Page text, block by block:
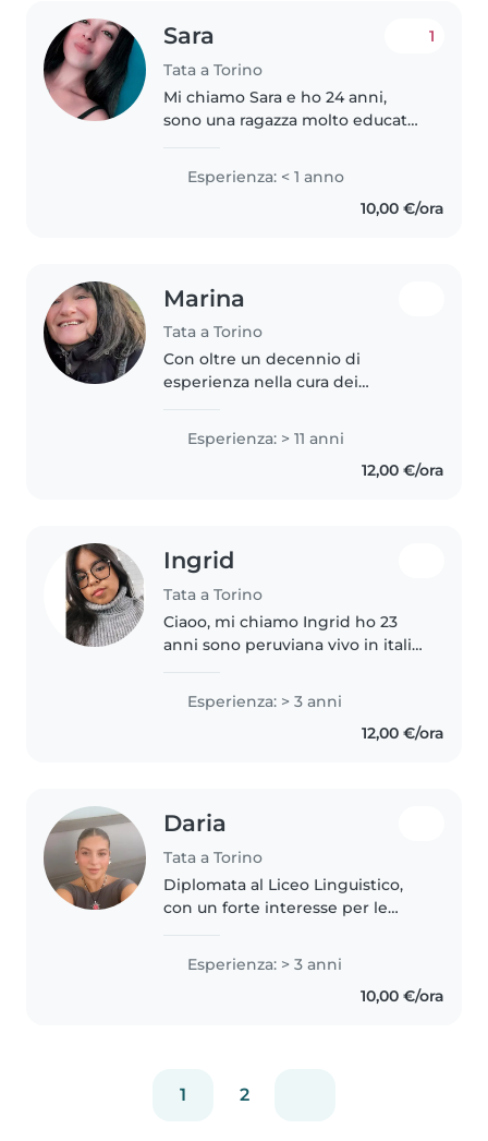
Sara
Tata a Torino
1
Mi chiamo Sara e ho 24 anni,
sono una ragazza molto educata,
anche la qualifica professionale
in Operatore Domiciliare..
Esperienza: < 1 anno
10,00 €/ora
Marina
Tata a Torino
Con oltre un decennio di
esperienza nella cura dei
offrire un ambiente sicuro e
divertente per i vostri figli. Parlo
fluentemente francese, inglese,
Esperienza: > 11 anni
12,00 €/ora
Ingrid
Tata a Torino
Ciaoo, mi chiamo Ingrid ho 23
anni sono peruviana vivo in italia
esperienza con neonati e
bambini piccoli, ho anche
esperienza con bambini bisogni..
Esperienza: > 3 anni
12,00 €/ora
Daria
Tata a Torino
Diplomata al Liceo Linguistico,
con un forte interesse per le
le persone. Ho maturato
esperienze nel settore della
Esperienza: > 3 anni
10,00 €/ora
1 2